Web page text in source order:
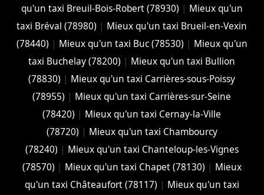
qu'un taxi Breuil-Bois-Robert (78930) | Mieux qu'un
taxi Bréval (78980) | Mieux qu'un taxi Brueil-en-Vexin
(78440) | Mieux qu'un taxi Buc (78530) | Mieux qu'un
taxi Buchelay (78200) | Mieux qu'un taxi Bullion
(78830) | Mieux qu'un taxi Carrières-sous-Poissy
(78955) | Mieux qu'un taxi Carrières-sur-Seine
(78420) | Mieux qu'un taxi Cernay-la-Ville
(78720) | Mieux qu'un taxi Chambourcy
(78240) | Mieux qu'un taxi Chanteloup-les-Vignes
(78570) | Mieux qu'un taxi Chapet (78130) | Mieux
qu'un taxi Châteaufort (78117) | Mieux qu'un taxi